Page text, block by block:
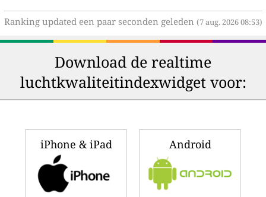
Ranking updated een paar seconden geleden (7 aug. 2026 08:53)
Download de realtime
luchtkwaliteitindexwidget voor:
iPhone & iPad Android